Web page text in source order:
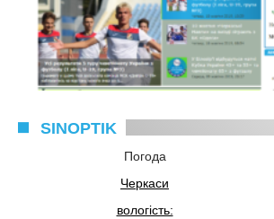
SINOPTIK
Погода
Черкаси
вологість: